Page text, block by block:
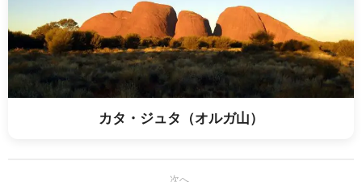
カタ・ジュタ（オルガ山）
次へ